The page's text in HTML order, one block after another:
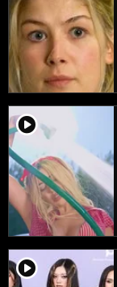
player2
player2